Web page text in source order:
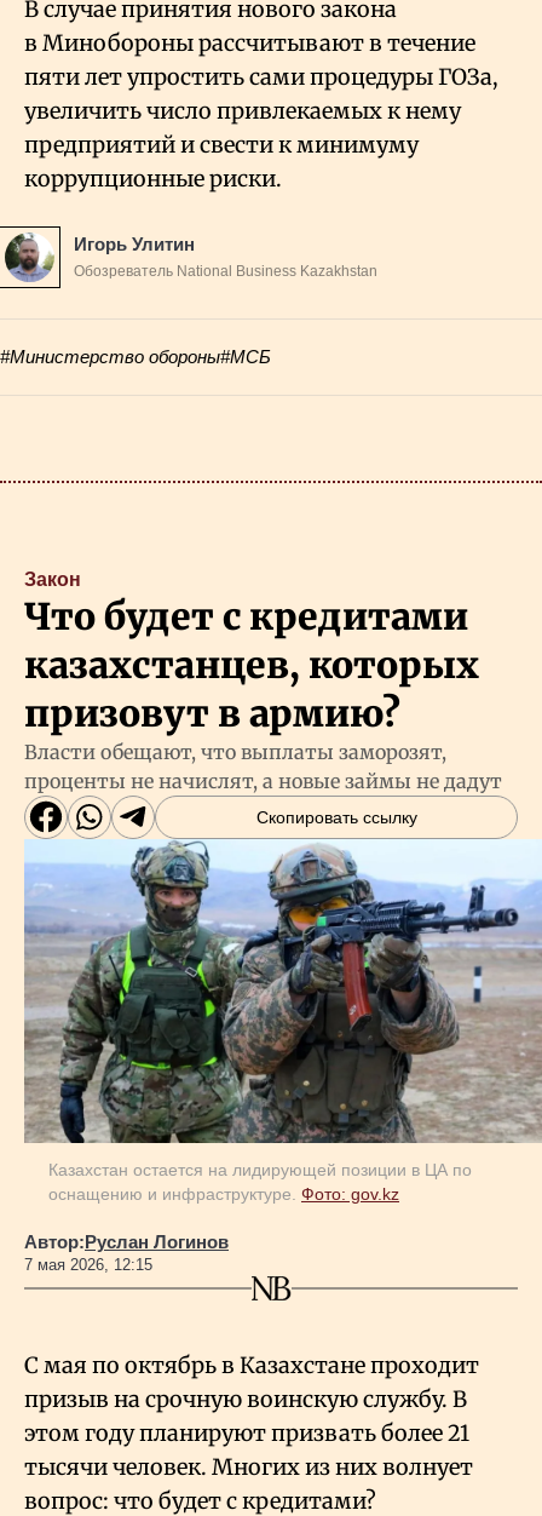
В случае принятия нового закона
в Минобороны рассчитывают в течение
пяти лет упростить сами процедуры ГОЗа,
увеличить число привлекаемых к нему
предприятий и свести к минимуму
коррупционные риски.
Игорь Улитин
Обозреватель National Business Kazakhstan
#Министерство обороны#МСБ
Закон
Что будет с кредитами
казахстанцев, которых
призовут в армию?
Власти обещают, что выплаты заморозят,
проценты не начислят, а новые займы не дадут
Скопировать ссылку
Казахстан остается на лидирующей позиции в ЦА по
оснащению и инфраструктуре. Фото: gov.kz
Автор:Руслан Логинов
7 мая 2026, 12:15
С мая по октябрь в Казахстане проходит
призыв на срочную воинскую службу. В
этом году планируют призвать более 21
тысячи человек. Многих из них волнует
вопрос: что будет с кредитами?